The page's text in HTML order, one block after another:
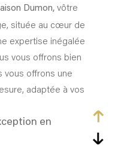
Dumon, vôtre
située au cœur de
expertise inégalée
vous offrons bien
vous offrons une
adaptée à vos
en